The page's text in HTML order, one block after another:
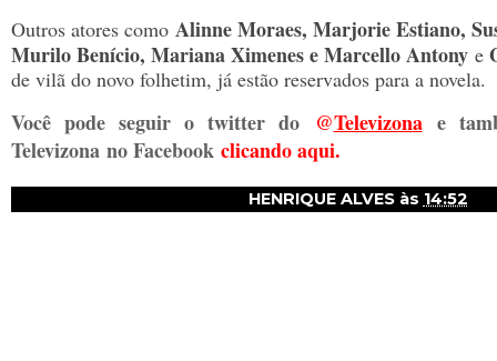
Outros atores como Alinne Moraes, Marjorie Estiano,
Murilo Benício, Mariana Ximenes e Marcello Antony e
de vilã do novo folhetim, já estão reservados para a novela.
Você pode seguir o twitter do @Televizona e
Televizona no Facebook clicando aqui.
HENRIQUE ALVES às 14:52